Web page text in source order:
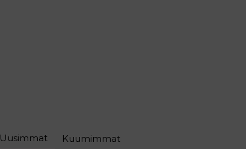
Uusimmat Kuumimmat